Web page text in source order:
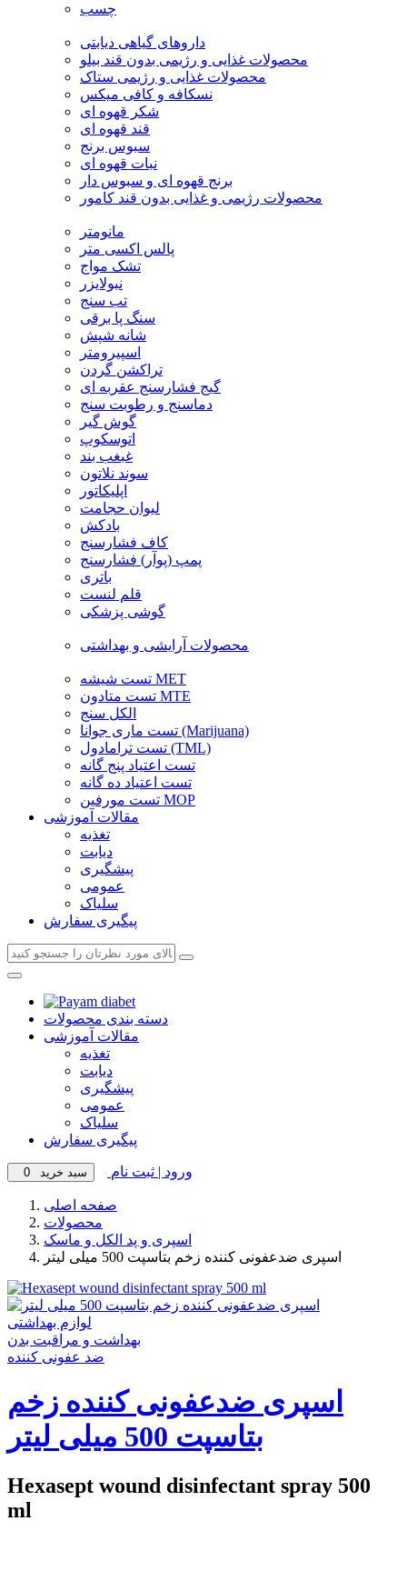
چسب
داروهای گیاهی دیابتی
محصولات غذایی و رژیمی بدون قند بیلو
محصولات غذایی و رژیمی ستاک
نسکافه و کافی میکس
شکر قهوه ای
قند قهوه ای
سبوس برنج
نبات قهوه ای
برنج قهوه ای و سبوس دار
محصولات رژیمی و غذایی بدون قند کامور
مانومتر
پالس اکسی متر
تشک مواج
نبولایزر
تب سنج
سنگ پا برقی
شانه شپش
اسپیرومتر
تراکشن گردن
گیج فشارسنج عقربه ای
دماسنج و رطوبت سنج
گوش گیر
اتوسکوپ
غبغب بند
سوند نلاتون
اپلیکاتور
لیوان حجامت
بادکش
کاف فشارسنج
پمپ (پوآر) فشارسنج
باتری
قلم لنست
گوشی پزشکی
محصولات آرایشی و بهداشتی
تست شیشه MET
تست متادون MTE
الکل سنج
تست ماری جوانا (Marijuana)
تست ترامادول (TML)
تست اعتیاد پنج گانه
تست اعتیاد ده گانه
تست مورفین MOP
مقالات آموزشی
تغذیه
دیابت
پیشگیری
عمومی
سلیاک
پیگیری سفارش
دسته بندی محصولات
مقالات آموزشی
تغذیه
دیابت
پیشگیری
عمومی
سلیاک
پیگیری سفارش
سبد خرید 0 ورود | ثبت نام
صفحه اصلی
محصولات
اسپری و پد الکل و ماسک
اسپری ضدعفونی کننده زخم بتاسپت 500 میلی لیتر
لوازم بهداشتی
بهداشت و مراقبت بدن
ضد عفونی کننده
اسپری ضدعفونی کننده زخم
بتاسپت 500 میلی لیتر
Hexasept wound disinfectant spray 500
ml